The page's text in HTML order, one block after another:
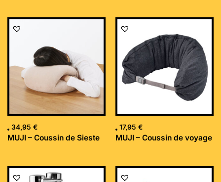
34,95 €
MUJI – Coussin de Sieste
17,95 €
MUJI – Coussin de voyage
Le
Le